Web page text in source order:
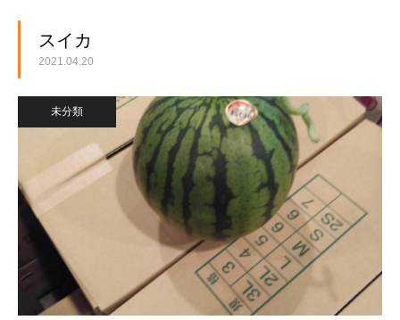
スイカ
2021.04.20
未分類